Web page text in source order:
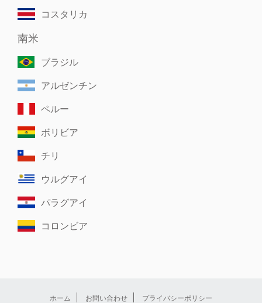
コスタリカ
南米
ブラジル
アルゼンチン
ペルー
ボリビア
チリ
ウルグアイ
パラグアイ
コロンビア
ホーム お問い合わせ プライバシーポリシー